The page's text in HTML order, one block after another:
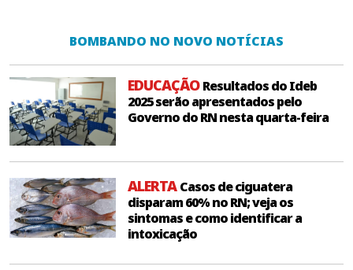
BOMBANDO NO NOVO NOTÍCIAS
EDUCAÇÃOResultados do Ideb
2025 serão apresentados pelo
Governo do RN nesta quarta-feira
ALERTACasos de ciguatera
disparam 60% no RN; veja os
sintomas e como identificar a
intoxicação